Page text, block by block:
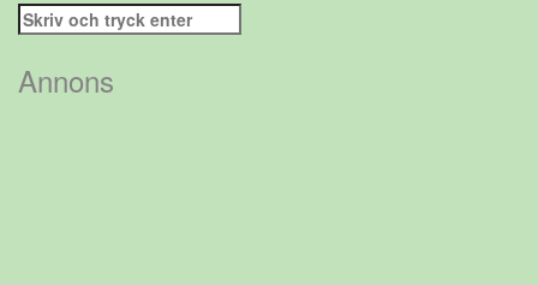
Sök
efter:
Annons